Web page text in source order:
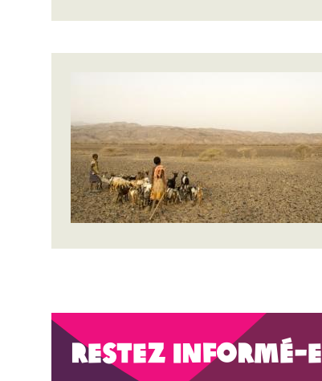
Restez informé-e